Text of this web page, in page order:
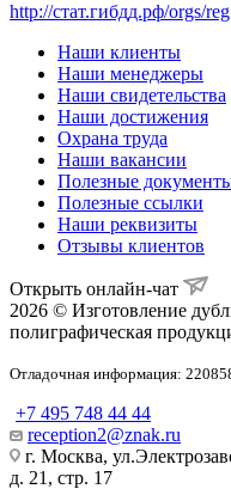
http://стат.гибдд.рф/orgs/reg
Наши клиенты
Наши менеджеры
Наши свидетельства
Наши достижения
Охрана труда
Наши вакансии
Полезные
Полезные ссылки
Наши реквизиты
Отзывы клиентов
Открыть онлайн-чат
2026 © Изготовление
полиграфическая
Отладочная информация:
+7 495 748 44 44
reception2@znak.ru
г. Москва,
д. 21, стр. 17